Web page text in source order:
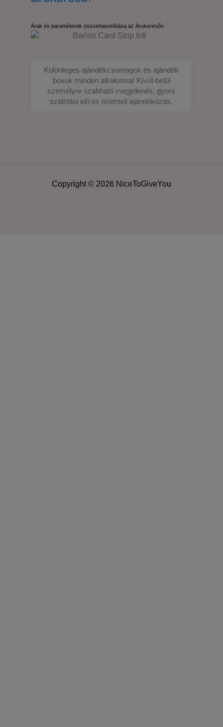
Árak és paraméterek összehasonlítása az Árukeresőn
Különleges ajándékcsomagok és ajándék
boxok minden alkalomra! Kívül-belül
személyre szabható megjelenés, gyors
szállítási idő és örömteli ajándékozás.
Copyright © 2026 NiceToGiveYou